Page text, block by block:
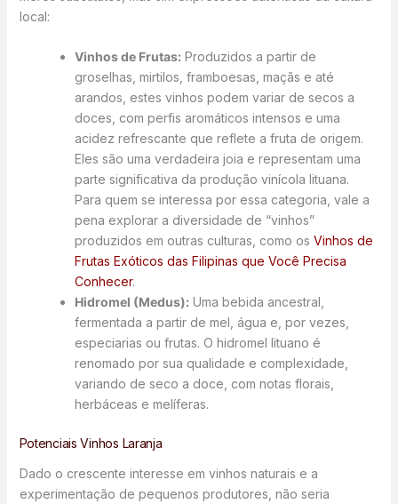
local:
Vinhos de Frutas:Produzidos a partir de
groselhas, mirtilos, framboesas, maçãs e até
arandos, estes vinhos podem variar de secos a
doces, com perfis aromáticos intensos e uma
acidez refrescante que reflete a fruta de origem.
Eles são uma verdadeira joia e representam uma
parte significativa da produção vinícola lituana.
Para quem se interessa por essa categoria, vale a
pena explorar a diversidade de “vinhos”
produzidos em outras culturas, como os Vinhos de
Frutas Exóticos das Filipinas que Você Precisa
Conhecer.
Hidromel (Medus):Uma bebida ancestral,
fermentada a partir de mel, água e, por vezes,
especiarias ou frutas. O hidromel lituano é
renomado por sua qualidade e complexidade,
variando de seco a doce, com notas florais,
herbáceas e melíferas.
Potenciais Vinhos Laranja
Dado o crescente interesse em vinhos naturais e a
experimentação de pequenos produtores, não seria